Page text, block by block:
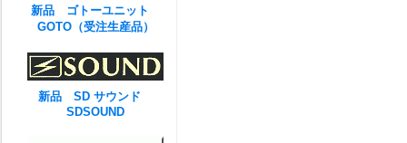
新品 ゴトーユニット
GOTO（受注生産品）
新品 SD サウンド
SDSOUND